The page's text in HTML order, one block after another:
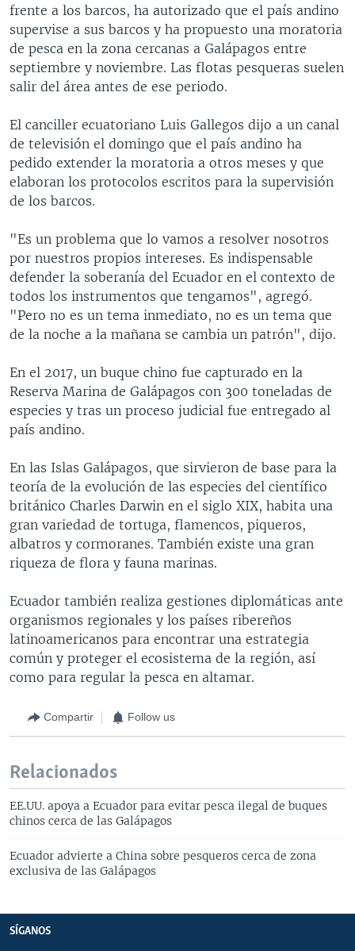
frente a los barcos, ha autorizado que el país andino
supervise a sus barcos y ha propuesto una moratoria
de pesca en la zona cercanas a Galápagos entre
septiembre y noviembre. Las flotas pesqueras suelen
salir del área antes de ese periodo.
El canciller ecuatoriano Luis Gallegos dijo a un canal
de televisión el domingo que el país andino ha
pedido extender la moratoria a otros meses y que
elaboran los protocolos escritos para la supervisión
de los barcos.
"Es un problema que lo vamos a resolver nosotros
por nuestros propios intereses. Es indispensable
defender la soberanía del Ecuador en el contexto de
todos los instrumentos que tengamos", agregó.
"Pero no es un tema inmediato, no es un tema que
de la noche a la mañana se cambia un patrón", dijo.
En el 2017, un buque chino fue capturado en la
Reserva Marina de Galápagos con 300 toneladas de
especies y tras un proceso judicial fue entregado al
país andino.
En las Islas Galápagos, que sirvieron de base para la
teoría de la evolución de las especies del científico
británico Charles Darwin en el siglo XIX, habita una
gran variedad de tortuga, flamencos, piqueros,
albatros y cormoranes. También existe una gran
riqueza de flora y fauna marinas.
Ecuador también realiza gestiones diplomáticas ante
organismos regionales y los países ribereños
latinoamericanos para encontrar una estrategia
común y proteger el ecosistema de la región, así
como para regular la pesca en altamar.
Compartir Follow us
Relacionados
EE.UU. apoya a Ecuador para evitar pesca ilegal de buques
chinos cerca de las Galápagos
Ecuador advierte a China sobre pesqueros cerca de zona
exclusiva de las Galápagos
SÍGANOS